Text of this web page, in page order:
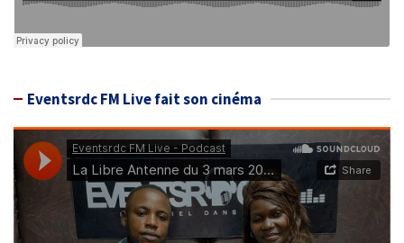
Eventsrdc FM Live fait son cinéma